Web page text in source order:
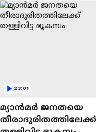
സീസൺ 2
മ്യാൻമർ ജനതയെ
തീരാദുരിതത്തിലേക്ക്
23:01